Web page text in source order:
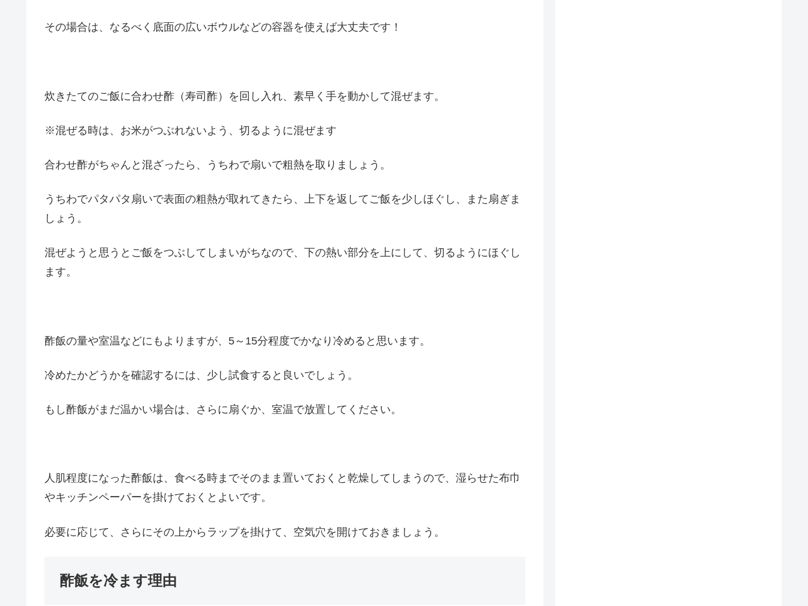
その場合は、なるべく底面の広いボウルなどの容器を使えば大丈夫です！
炊きたてのご飯に合わせ酢（寿司酢）を回し入れ、素早く手を動かして混ぜます。
※混ぜる時は、お米がつぶれないよう、切るように混ぜます
合わせ酢がちゃんと混ざったら、うちわで扇いで粗熱を取りましょう。
うちわでパタパタ扇いで表面の粗熱が取れてきたら、上下を返してご飯を少しほぐし、また扇ぎま
しょう。
混ぜようと思うとご飯をつぶしてしまいがちなので、下の熱い部分を上にして、切るようにほぐし
ます。
酢飯の量や室温などにもよりますが、5～15分程度でかなり冷めると思います。
冷めたかどうかを確認するには、少し試食すると良いでしょう。
もし酢飯がまだ温かい場合は、さらに扇ぐか、室温で放置してください。
人肌程度になった酢飯は、食べる時までそのまま置いておくと乾燥してしまうので、湿らせた布巾
やキッチンペーパーを掛けておくとよいです。
必要に応じて、さらにその上からラップを掛けて、空気穴を開けておきましょう。
酢飯を冷ます理由